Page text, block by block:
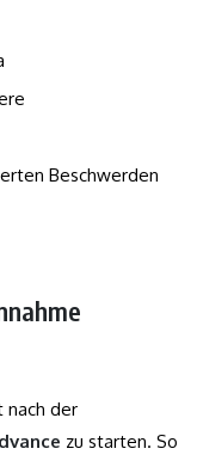
Beschwerden
nach der
zu starten. So